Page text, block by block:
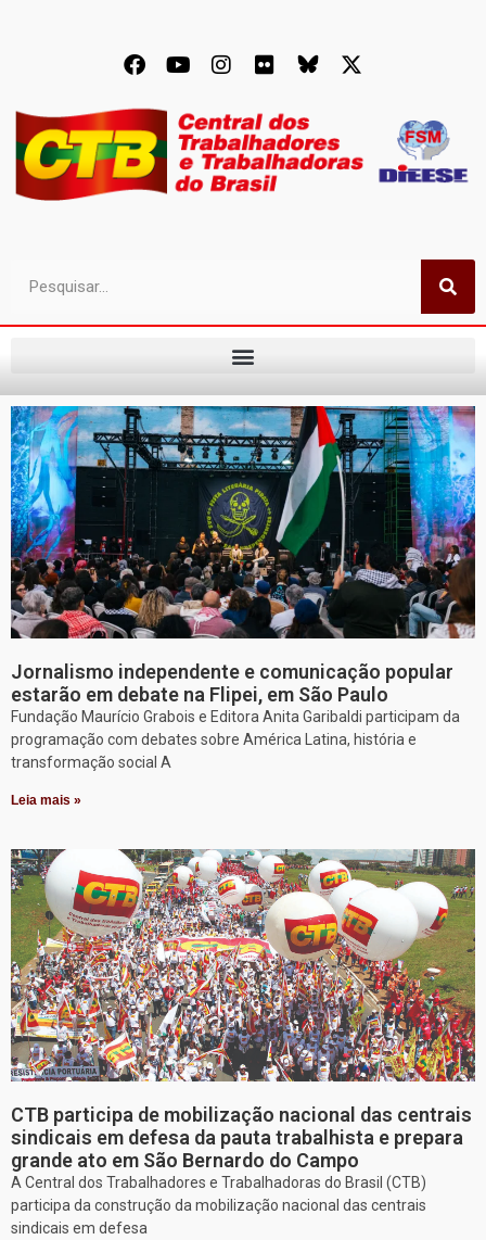
Jornalismo independente e comunicação popular
estarão em debate na Flipei, em São Paulo
Fundação Maurício Grabois e Editora Anita Garibaldi participam da
programação com debates sobre América Latina, história e
transformação social A
Leia mais »
CTB participa de mobilização nacional das centrais
sindicais em defesa da pauta trabalhista e prepara
grande ato em São Bernardo do Campo
A Central dos Trabalhadores e Trabalhadoras do Brasil (CTB)
participa da construção da mobilização nacional das centrais
sindicais em defesa